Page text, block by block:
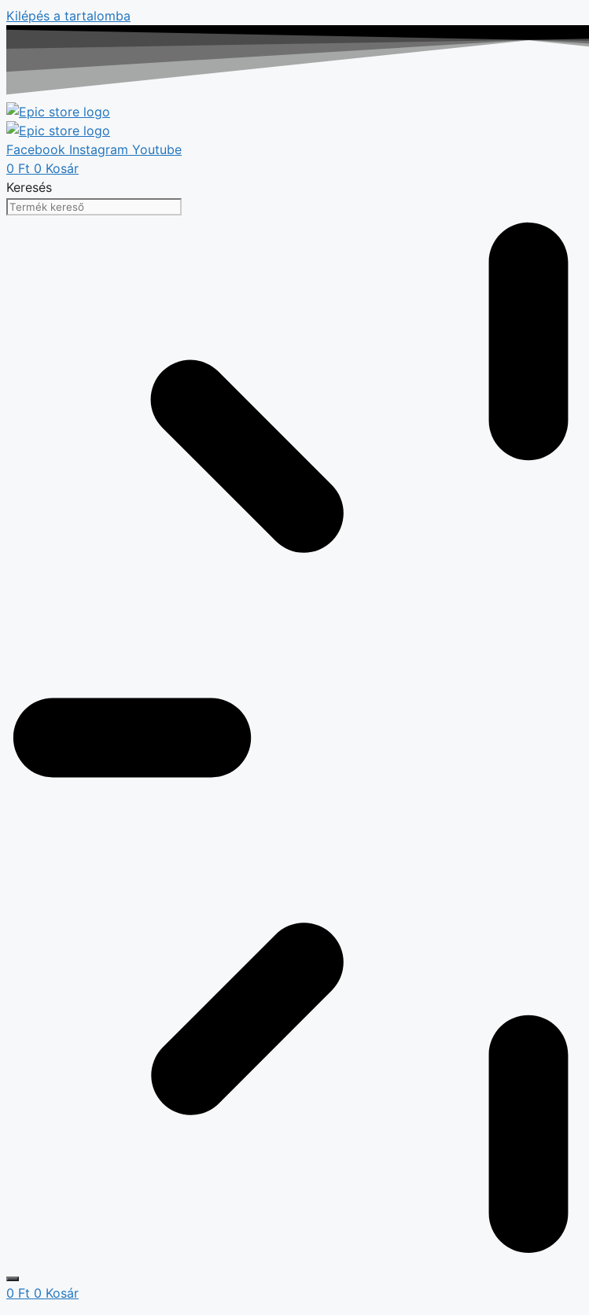
Kilépés a tartalomba
Facebook Instagram Youtube
0 Ft 0 Kosár
Keresés
0 Ft 0 Kosár